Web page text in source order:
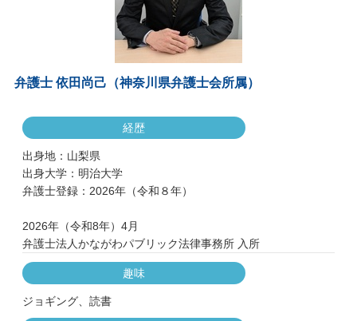
弁護士 依田尚己（神奈川県弁護士会所属）
経歴
出身地：山梨県
出身大学：明治大学
弁護士登録：2026年（令和８年）
2026年（令和8年）4月
弁護士法人かながわパブリック法律事務所 入所
趣味
ジョギング、読書